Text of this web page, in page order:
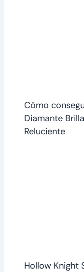
Cómo
Diamante
Reluciente
Hollow Knight